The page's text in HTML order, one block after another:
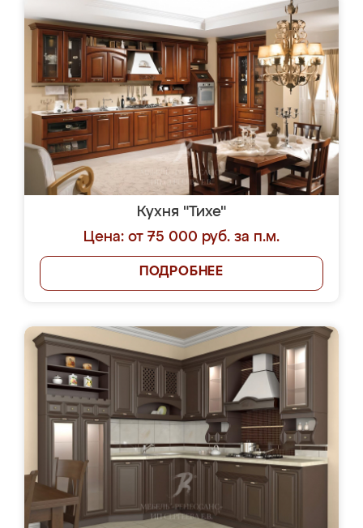
Кухня "Тихе"
Цена: от 75 000 руб. за п.м.
ПОДРОБНЕЕ